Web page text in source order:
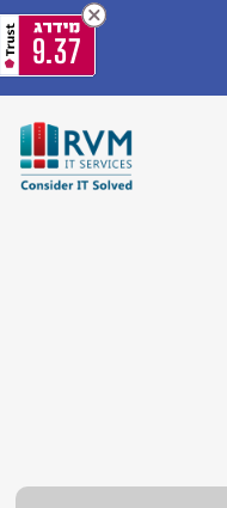
9.37